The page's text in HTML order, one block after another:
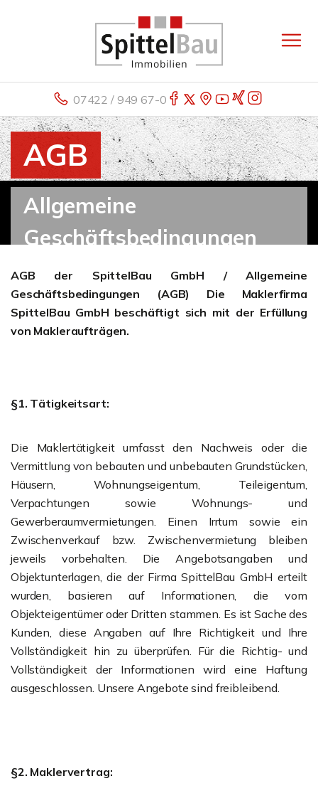
07422 / 949 67-0
AGB
Allgemeine
Geschäftsbedingungen
der Spittel Bau GmbH
AGB der SpittelBau GmbH / Allgemeine
Geschäftsbedingungen (AGB) Die Maklerfirma
SpittelBau GmbH beschäftigt sich mit der Erfüllung
von Makleraufträgen.
§1. Tätigkeitsart:
Die Maklertätigkeit umfasst den Nachweis oder die
Vermittlung von bebauten und unbebauten Grundstücken,
Häusern, Wohnungseigentum, Teileigentum,
Verpachtungen sowie Wohnungs- und
Gewerberaumvermietungen. Einen Irrtum sowie ein
Zwischenverkauf bzw. Zwischenvermietung bleiben
jeweils vorbehalten. Die Angebotsangaben und
Objektunterlagen, die der Firma SpittelBau GmbH erteilt
wurden, basieren auf Informationen, die vom
Objekteigentümer oder Dritten stammen. Es ist Sache des
Kunden, diese Angaben auf Ihre Richtigkeit und Ihre
Vollständigkeit hin zu überprüfen. Für die Richtig- und
Vollständigkeit der Informationen wird eine Haftung
ausgeschlossen. Unsere Angebote sind freibleibend.
§2. Maklervertrag: